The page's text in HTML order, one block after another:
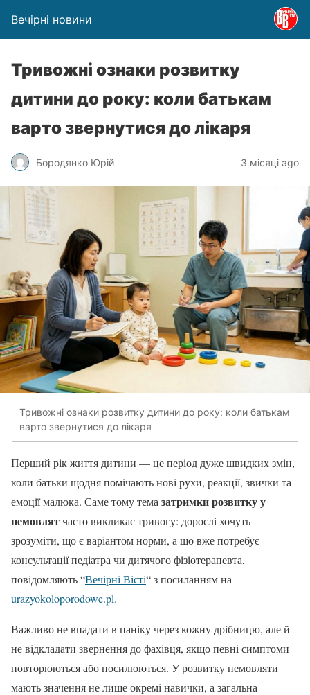
Вечірні новини
Тривожні ознаки розвитку
дитини до року: коли батькам
варто звернутися до лікаря
Бородянко Юрій 3 місяці ago
Тривожні ознаки розвитку дитини до року: коли батькам
варто звернутися до лікаря
Перший рік життя дитини — це період дуже швидких змін,
коли батьки щодня помічають нові рухи, реакції, звички та
емоції малюка. Саме тому тема затримки розвитку у
немовлятчасто викликає тривогу: дорослі хочуть
зрозуміти, що є варіантом норми, а що вже потребує
консультації педіатра чи дитячого фізіотерапевта,
повідомляють “Вечірні Вісті“ з посиланням на
urazyokoloporodowe.pl.
Важливо не впадати в паніку через кожну дрібницю, але й
не відкладати звернення до фахівця, якщо певні симптоми
повторюються або посилюються. У розвитку немовляти
мають значення не лише окремі навички, а загальна